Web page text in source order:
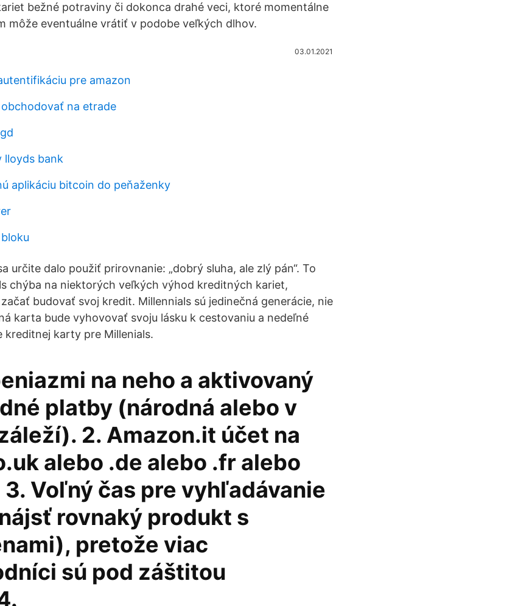
bežné potraviny či dokonca drahé veci, ktoré momentálne
môže eventuálne vrátiť v podobe veľkých dlhov.
03.01.2021
pre amazon
na etrade
lloyds bank
aplikáciu bitcoin do peňaženky
určite dalo použiť prirovnanie: „dobrý sluha, ale zlý pán“. To
chýba na niektorých veľkých výhod kreditných kariet,
budovať svoj kredit. Millennials sú jedinečná generácie, nie
karta bude vyhovovať svoju lásku k cestovaniu a nedeľné
kreditnej karty pre Millenials.
na neho a aktivovaný
platby (národná alebo v
2. Amazon.it účet na
alebo .de alebo .fr alebo
Voľný čas pre vyhľadávanie
rovnaký produkt s
pretože viac
sú pod záštitou